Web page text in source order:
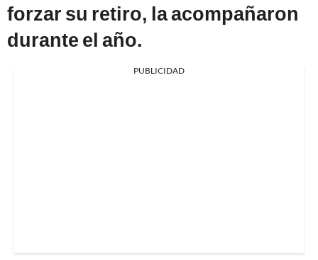
forzar su retiro, la acompañaron
durante el año.
PUBLICIDAD